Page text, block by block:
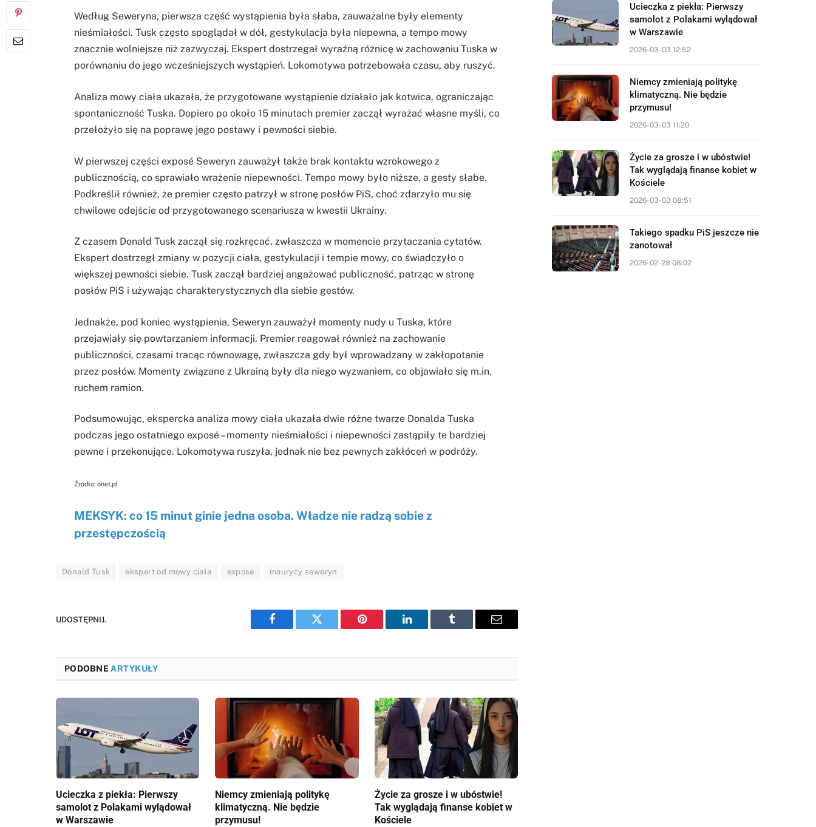
Według Seweryna, pierwsza część wystąpienia była słaba, zauważalne były elementy
nieśmiałości. Tusk często spoglądał w dół, gestykulacja była niepewna, a tempo mowy
znacznie wolniejsze niż zazwyczaj. Ekspert dostrzegał wyraźną różnicę w zachowaniu Tuska w
porównaniu do jego wcześniejszych wystąpień. Lokomotywa potrzebowała czasu, aby ruszyć.
Analiza mowy ciała ukazała, że przygotowane wystąpienie działało jak kotwica, ograniczając
spontaniczność Tuska. Dopiero po około 15 minutach premier zaczął wyrażać własne myśli, co
przełożyło się na poprawę jego postawy i pewności siebie.
W pierwszej części exposé Seweryn zauważył także brak kontaktu wzrokowego z
publicznością, co sprawiało wrażenie niepewności. Tempo mowy było niższe, a gesty słabe.
Podkreślił również, że premier często patrzył w stronę posłów PiS, choć zdarzyło mu się
chwilowe odejście od przygotowanego scenariusza w kwestii Ukrainy.
Z czasem Donald Tusk zaczął się rozkręcać, zwłaszcza w momencie przytaczania cytatów.
Ekspert dostrzegł zmiany w pozycji ciała, gestykulacji i tempie mowy, co świadczyło o
większej pewności siebie. Tusk zaczął bardziej angażować publiczność, patrząc w stronę
posłów PiS i używając charakterystycznych dla siebie gestów.
Jednakże, pod koniec wystąpienia, Seweryn zauważył momenty nudy u Tuska, które
przejawiały się powtarzaniem informacji. Premier reagował również na zachowanie
publiczności, czasami tracąc równowagę, zwłaszcza gdy był wprowadzany w zakłopotanie
przez posłów. Momenty związane z Ukrainą były dla niego wyzwaniem, co objawiało się m.in.
ruchem ramion.
Podsumowując, ekspercka analiza mowy ciała ukazała dwie różne twarze Donalda Tuska
podczas jego ostatniego exposé – momenty nieśmiałości i niepewności zastąpiły te bardziej
pewne i przekonujące. Lokomotywa ruszyła, jednak nie bez pewnych zakłóceń w podróży.
Źródło: onet.pl
MEKSYK: co 15 minut ginie jedna osoba. Władze nie radzą sobie z
przestępczością
Donald Tusk ekspert od mowy ciała expose maurycy seweryn
UDOSTĘPNIJ.
Facebook Twitter Pinterest LinkedIn Tumblr Email
PODOBNE ARTYKUŁY
Ucieczka z piekła: Pierwszy
samolot z Polakami wylądował
w Warszawie
Niemcy zmieniają politykę
klimatyczną. Nie będzie
przymusu!
Życie za grosze i w ubóstwie!
Tak wyglądają finanse kobiet w
Kościele
Ucieczka z piekła: Pierwszy
samolot z Polakami wylądował
w Warszawie
2026-03-03 12:52
Niemcy zmieniają politykę
klimatyczną. Nie będzie
przymusu!
2026-03-03 11:20
Życie za grosze i w ubóstwie!
Tak wyglądają finanse kobiet w
Kościele
2026-03-03 08:51
Takiego spadku PiS jeszcze nie
zanotował
2026-02-28 08:02